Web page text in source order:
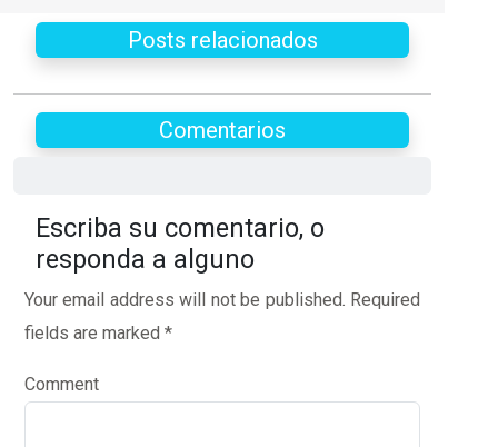
Posts relacionados
Comentarios
Escriba su comentario, o
responda a alguno
Your email address will not be published. Required
fields are marked *
Comment